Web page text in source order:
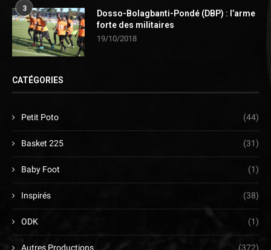
3
Dosso-Bolagbanti-Pondé (DBP) : l’arme
forte des militaires
19/10/2018
CATÉGORIES
Petit Poto (44)
Basket 225 (31)
Baby Foot (1)
Inspirés (38)
ODK (1)
Autres Productions (372)